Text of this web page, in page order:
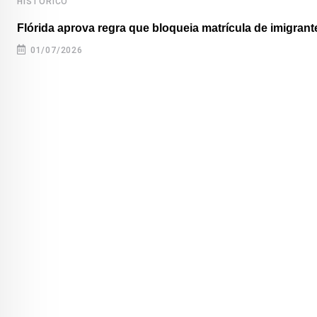
Flórida aprova regra que bloqueia matrícula de
01/07/2026